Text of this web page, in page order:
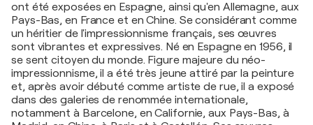
ont été exposées en Espagne, ainsi qu'en Allemagne, aux
Pays-Bas, en France et en Chine. Se considérant comme
un héritier de l'impressionnisme français, ses œuvres
sont vibrantes et expressives. Né en Espagne en 1956, il
se sent citoyen du monde. Figure majeure du néo-
impressionnisme, il a été très jeune attiré par la peinture
et, après avoir débuté comme artiste de rue, il a exposé
dans des galeries de renommée internationale,
notamment à Barcelone, en Californie, aux Pays-Bas, à